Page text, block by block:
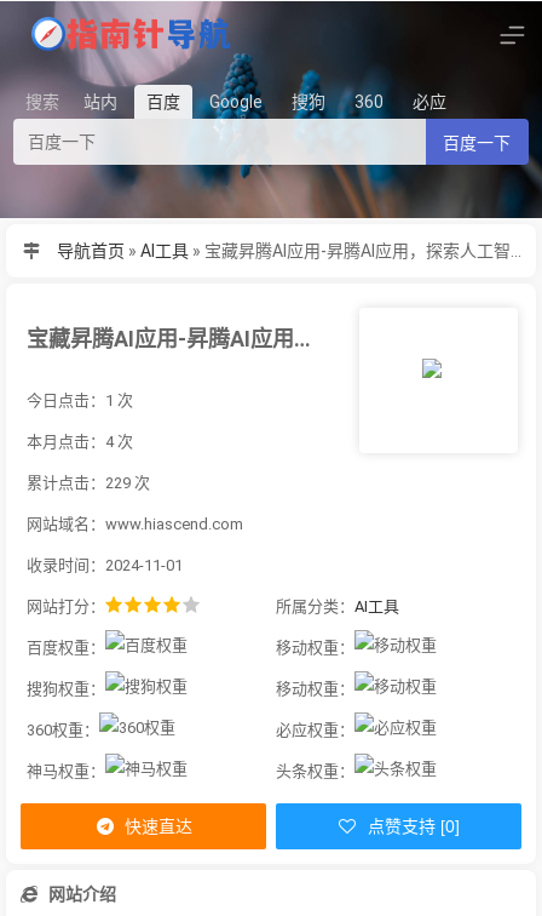
搜索 站内 百度 Google 搜狗 360 必应
百度一下
导航首页 » AI工具 »
宝藏昇腾AI应用-昇腾AI应用，探索人工智能的无限可能，使能千行百业
今日点击：1 次
本月点击：4 次
累计点击：229 次
网站域名：www.hiascend.com
收录时间：2024-11-01
网站打分： 所属分类： AI工具
百度权重： 移动权重：
搜狗权重： 移动权重：
360权重： 必应权重：
神马权重： 头条权重：
快速直达 点赞支持 [0]
网站介绍